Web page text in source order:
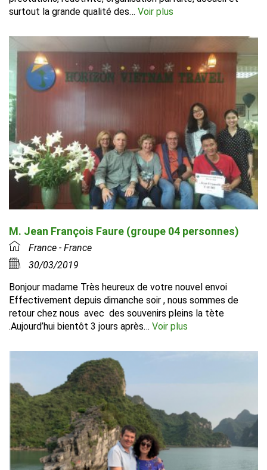
surtout la grande qualité des… Voir plus
M. Jean François Faure (groupe 04 personnes)
France - France
30/03/2019
Bonjour madame Très heureux de votre nouvel envoi
Effectivement depuis dimanche soir , nous sommes de
retour chez nous avec des souvenirs pleins la tète
.Aujourd’hui bientôt 3 jours après… Voir plus